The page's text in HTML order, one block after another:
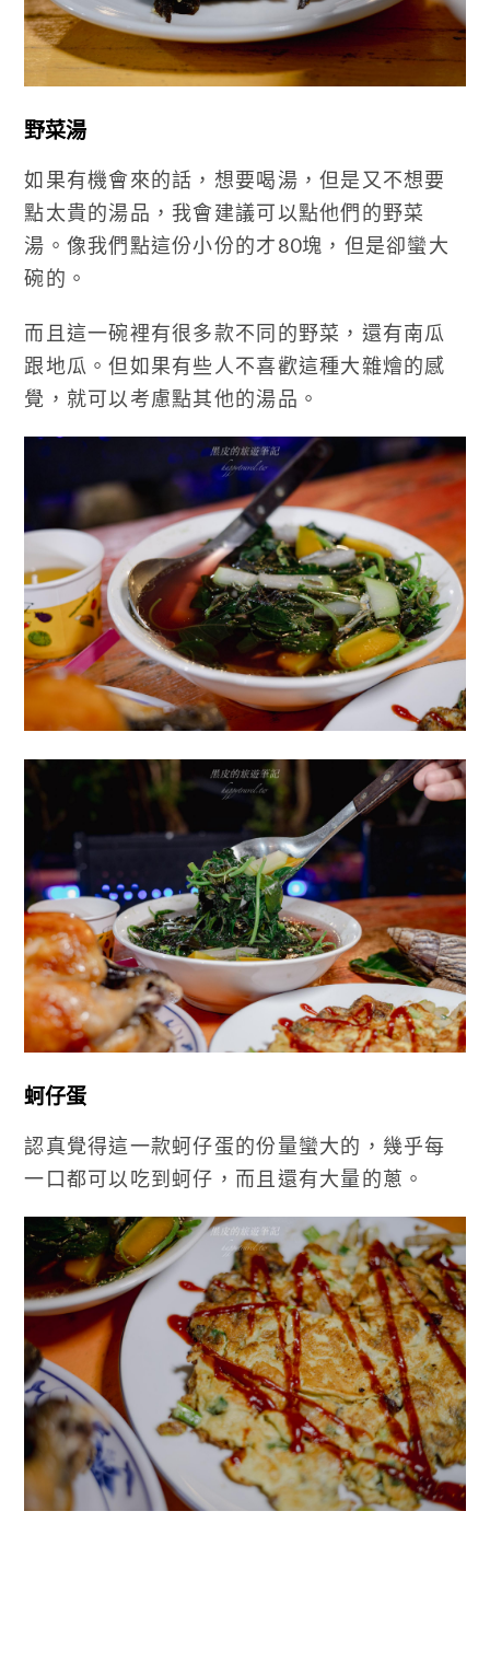
野菜湯
如果有機會來的話，想要喝湯，但是又不想要
點太貴的湯品，我會建議可以點他們的野菜
湯。像我們點這份小份的才80塊，但是卻蠻大
碗的。
而且這一碗裡有很多款不同的野菜，還有南瓜
跟地瓜。但如果有些人不喜歡這種大雜燴的感
覺，就可以考慮點其他的湯品。
蚵仔蛋
認真覺得這一款蚵仔蛋的份量蠻大的，幾乎每
一口都可以吃到蚵仔，而且還有大量的蔥。